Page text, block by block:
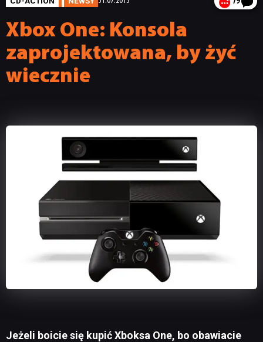
Xbox One: Konsola
zaprojektowana, by żyć
wiecznie
Jeżeli boicie się kupić Xboksa One, bo obawiacie